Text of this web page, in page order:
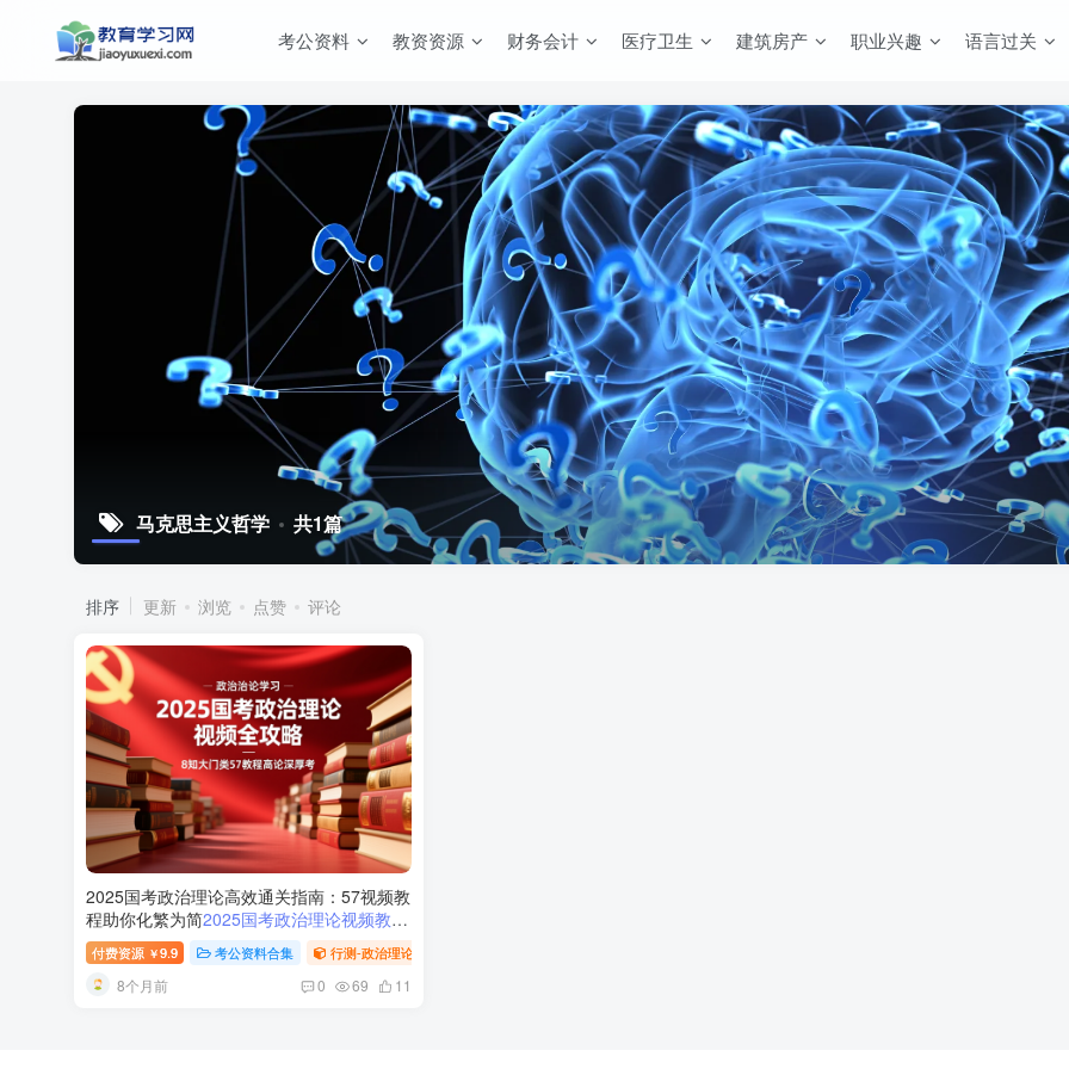
考公资料 教资资源 财务会计 医疗卫生 建筑房产 职业兴趣 语言过关
马克思主义哲学 共1篇
排序 更新 浏览 点赞 评论
2025国考政治理论高效通关指南：57视频教
程助你化繁为简2025国考政治理论视频教程
汇总
付费资源 ￥9.9 考公资料合集 行测-政治理论（国考2025新增科目）
8个月前 0 69 11